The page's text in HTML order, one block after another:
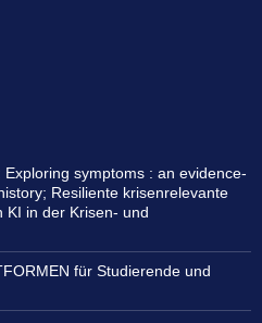
Exploring symptoms : an evidence-
Resiliente krisenrelevante
KI in der Krisen- und
für Studierende und